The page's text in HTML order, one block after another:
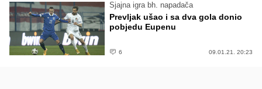
Sjajna igra bh. napadača
Prevljak ušao i sa dva gola donio
pobjedu Eupenu
6 09.01.21. 20:23